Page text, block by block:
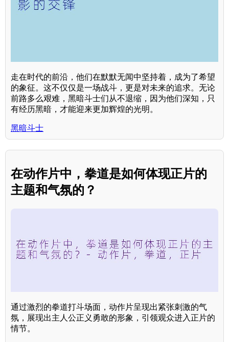
走在时代的前沿，他们在默默无闻中坚持着，成为了希望
的象征。这不仅仅是一场战斗，更是对未来的追求。无论
前路多么艰难，黑暗斗士们从不退缩，因为他们深知，只
有经历黑暗，才能迎来更加辉煌的光明。
黑暗斗士
在动作片中，拳道是如何体现正片的
主题和气氛的？
通过激烈的拳道打斗场面，动作片呈现出紧张刺激的气
氛，展现出主人公正义勇敢的形象，引领观众进入正片的
情节。